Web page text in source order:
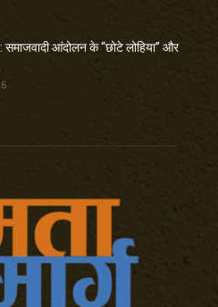
समाजवादी आंदोलन के “छोटे लोहिया” और